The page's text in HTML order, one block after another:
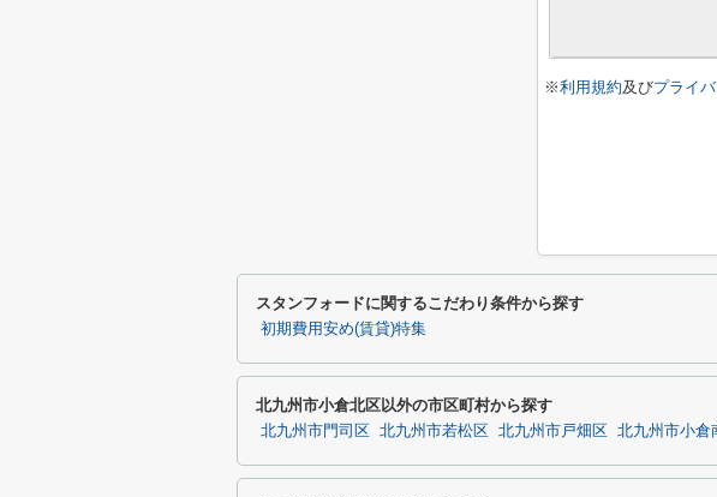
※利用規約及びプライ
スタンフォードに関するこだわり条件から探す
初期費用安め(賃貸)特集
北九州市小倉北区以外の市区町村から探す
北九州市門司区 北九州市若松区 北九州市戸畑区 北九州市小倉